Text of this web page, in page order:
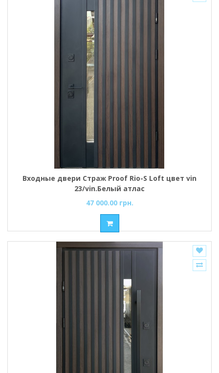
Входные двери Страж Proof Rio-S Loft цвет vin
23/vin.Белый атлас
47 000.00 грн.